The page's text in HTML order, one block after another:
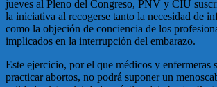
jueves al Pleno del Congreso, PNV y CIU
la iniciativa al recogerse tanto la necesidad de
como la objeción de conciencia de los
implicados en la interrupción del embarazo.
Este ejercicio, por el que médicos y enfermeras
practicar abortos, no podrá suponer un